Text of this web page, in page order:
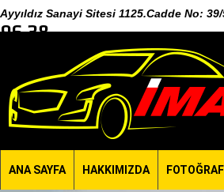
Ayyıldız Sanayi Sitesi 1125.Cadde No:
96 38
ANA SAYFA HAKKIMIZDA